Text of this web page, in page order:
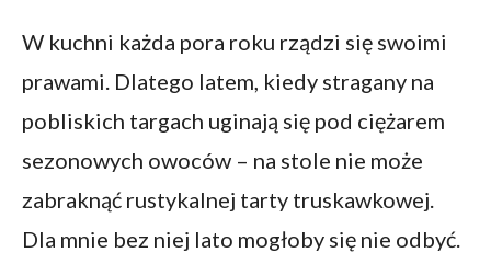
W kuchni każda pora roku rządzi się swoimi
prawami. Dlatego latem, kiedy stragany na
pobliskich targach uginają się pod ciężarem
sezonowych owoców – na stole nie może
zabraknąć rustykalnej tarty truskawkowej.
Dla mnie bez niej lato mogłoby się nie odbyć.